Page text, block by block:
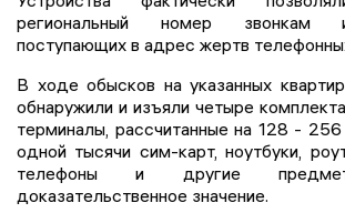
региональный номер звонкам
поступающих в адрес жертв
В ходе обысков на указанных
обнаружили и изъяли четыре
терминалы, рассчитанные на 128 -
одной тысячи сим-карт, ноутбуки,
телефоны и другие
доказательственное значение.